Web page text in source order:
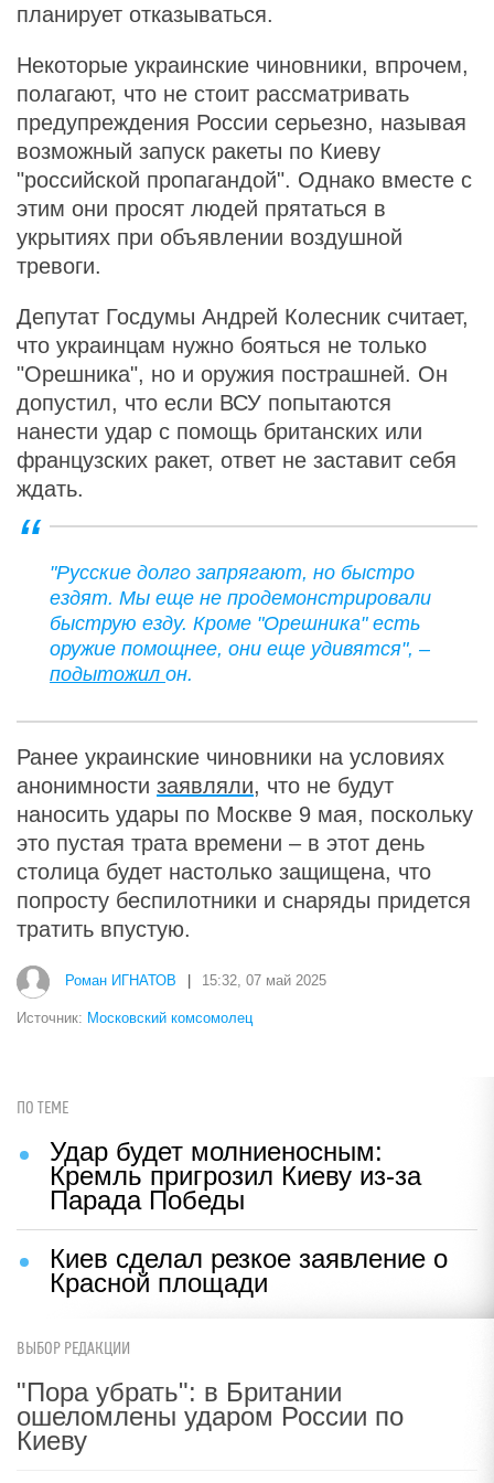
планирует отказываться.
Некоторые украинские чиновники, впрочем,
полагают, что не стоит рассматривать
предупреждения России серьезно, называя
возможный запуск ракеты по Киеву
"российской пропагандой". Однако вместе с
этим они просят людей прятаться в
укрытиях при объявлении воздушной
тревоги.
Депутат Госдумы Андрей Колесник считает,
что украинцам нужно бояться не только
"Орешника", но и оружия пострашней. Он
допустил, что если ВСУ попытаются
нанести удар с помощь британских или
французских ракет, ответ не заставит себя
ждать.
"Русские долго запрягают, но быстро
ездят. Мы еще не продемонстрировали
быструю езду. Кроме "Орешника" есть
оружие помощнее, они еще удивятся", –
подытожил он.
Ранее украинские чиновники на условиях
анонимности заявляли, что не будут
наносить удары по Москве 9 мая, поскольку
это пустая трата времени – в этот день
столица будет настолько защищена, что
попросту беспилотники и снаряды придется
тратить впустую.
Роман ИГНАТОВ 15:32, 07 май 2025
Источник: Московский комсомолец
ПО ТЕМЕ
Удар будет молниеносным:
Кремль пригрозил Киеву из-за
Парада Победы
Киев сделал резкое заявление о
Красной площади
ВЫБОР РЕДАКЦИИ
"Пора убрать": в Британии
ошеломлены ударом России по
Киеву